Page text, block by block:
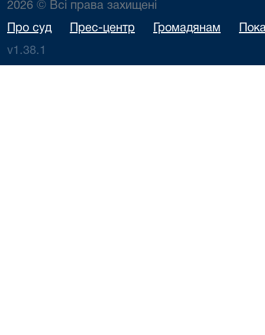
2026 © Всі права захищені
Про суд Прес-центр Громадянам
v1.38.1